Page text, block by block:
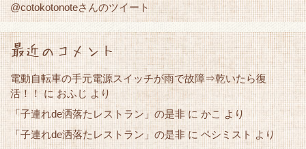
@cotokotonoteさんのツイート
最近のコメント
電動自転車の手元電源スイッチが雨で故障⇒乾いたら復
活！！ に おふじ より
「子連れde洒落たレストラン」の是非 に かこ より
「子連れde洒落たレストラン」の是非 に ペシミスト より